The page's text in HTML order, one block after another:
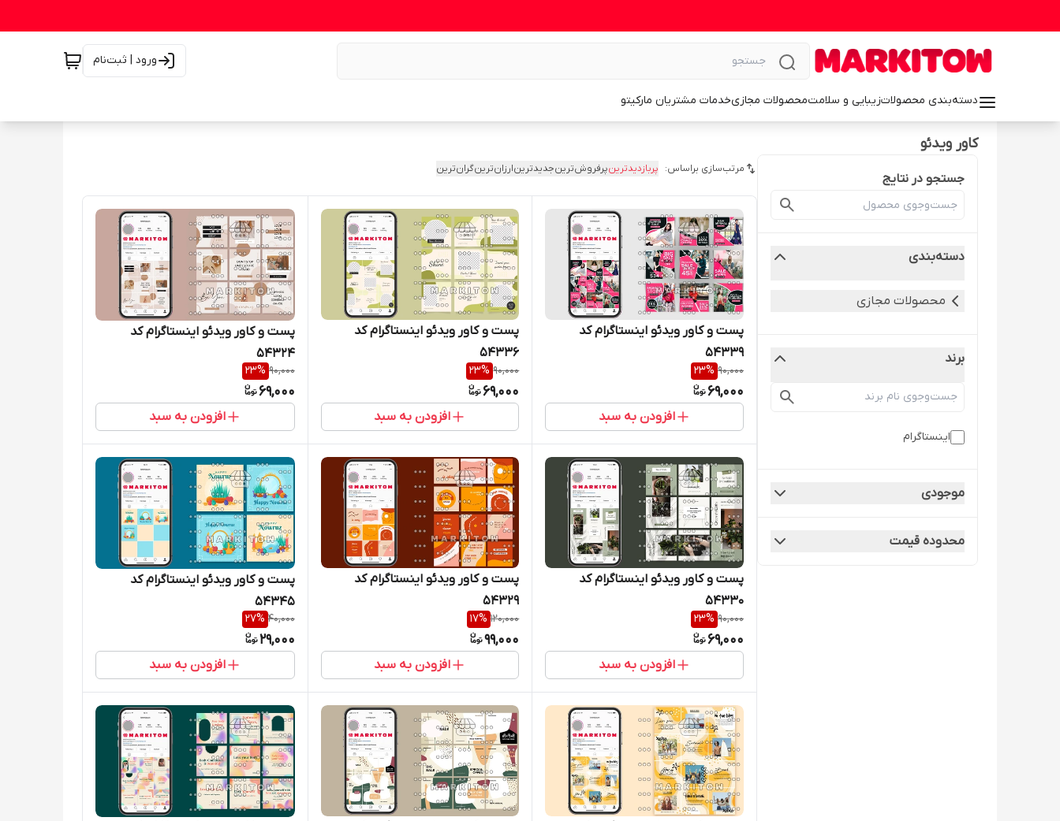
ورود | ثبت‌نام
دسته‌بندی محصولاتزیبایی و سلامتمحصولات مجازیخدمات مشتریان مارکیتو
کاور ویدئو
جستجو در نتایج
دسته‌بندی
محصولات مجازی
برند
اینستاگرام
موجودی
محدوده قیمت
مرتب‌سازی براساس: پربازدیدترینپرفروش‌ترینجدیدترینارزان‌ترینگران‌ترین
پست و کاور ویدئو اینستاگرام کد
54339
90,000
23%
69,000
افزودن به سبد
پست و کاور ویدئو اینستاگرام کد
54336
90,000
23%
69,000
افزودن به سبد
پست و کاور ویدئو اینستاگرام کد
54324
90,000
23%
69,000
افزودن به سبد
پست و کاور ویدئو اینستاگرام کد
54330
90,000
23%
69,000
افزودن به سبد
پست و کاور ویدئو اینستاگرام کد
54329
120,000
17%
99,000
افزودن به سبد
پست و کاور ویدئو اینستاگرام کد
54345
40,000
27%
29,000
افزودن به سبد